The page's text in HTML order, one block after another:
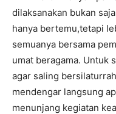
dilaksanakan bukan
hanya bertemu,tetapi
semuanya bersama
umat beragama. Untuk
agar saling
mendengar langsung
menunjang kegiatan